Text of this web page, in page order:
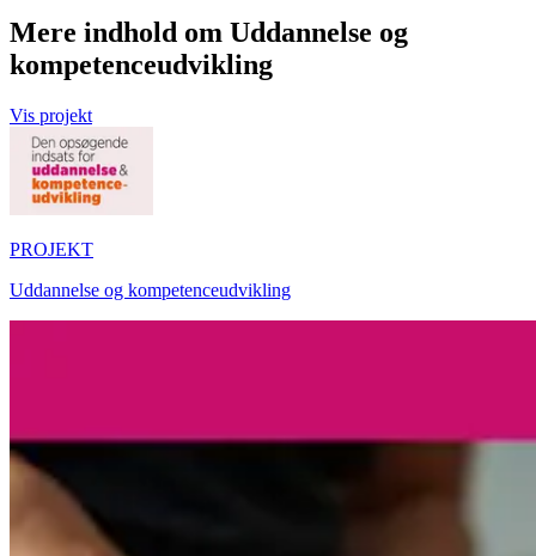
Mere indhold om Uddannelse og
kompetenceudvikling
Vis projekt
PROJEKT
Uddannelse og kompetenceudvikling